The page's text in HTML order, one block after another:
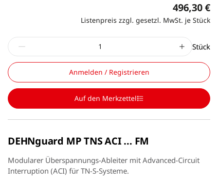
496,30 €
Listenpreis zzgl. gesetzl. MwSt. je Stück
Stück
Anmelden / Registrieren
Auf den Merkzettel
DEHNguard MP TNS ACI ... FM
Modularer Überspannungs-Ableiter mit Advanced-Circuit
Interruption (ACI) für TN-S-Systeme.